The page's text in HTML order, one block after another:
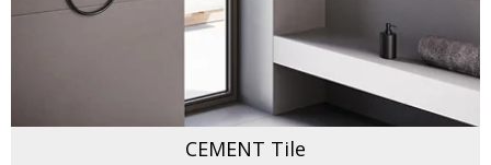
CEMENT Tile